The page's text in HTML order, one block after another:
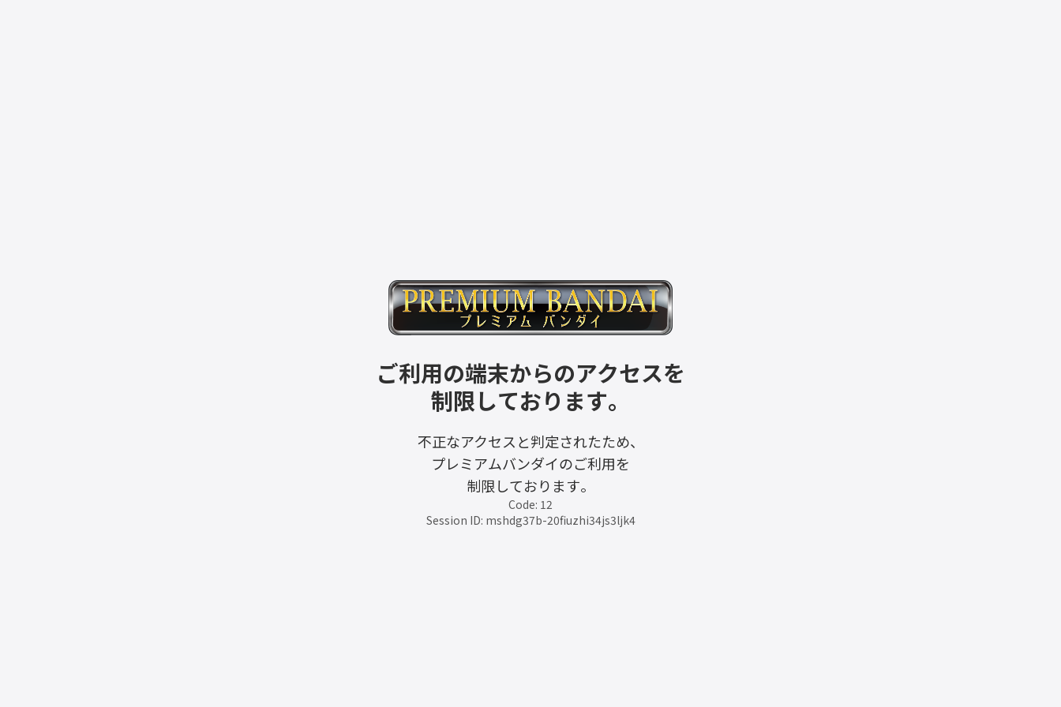
ご利用の端末からのアクセスを
制限しております。
不正なアクセスと判定されたため、
プレミアムバンダイのご利用を
制限しております。
Code: 12
Session ID: mshdg37b-20fiuzhi34js3ljk4